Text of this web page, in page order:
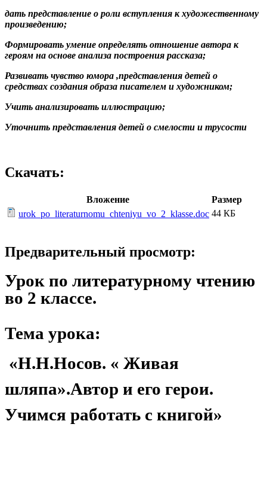
дать представление о роли вступления к художественному
произведению;
Формировать умение определять отношение автора к
героям на основе анализа построения рассказа;
Развивать чувство юмора ,представления детей о
средствах создания образа писателем и художником;
Учить анализировать иллюстрацию;
Уточнить представления детей о смелости и трусости
Скачать:
Вложение
Размер
urok_po_literaturnomu_chteniyu_vo_2_klasse.doc 44 КБ
Предварительный просмотр:
Урок по литературному чтению
во 2 классе.
Тема урока:
«Н.Н.Носов. « Живая
шляпа».Автор и его герои.
Учимся работать с книгой»